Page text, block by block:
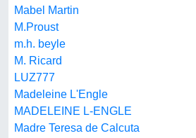
Mabel Martin
M.Proust
m.h. beyle
M. Ricard
LUZ777
Madeleine L'Engle
MADELEINE L-ENGLE
Madre Teresa de Calcuta